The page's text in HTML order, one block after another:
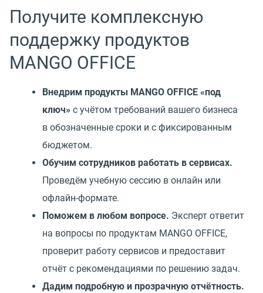
Получите комплексную
поддержку продуктов
MANGO OFFICE
Внедрим продукты MANGO OFFICE «под
ключ» с учётом требований вашего бизнеса
в обозначенные сроки и с фиксированным
бюджетом.
Обучим сотрудников работать в сервисах.
Проведём учебную сессию в онлайн или
офлайн-формате.
Поможем в любом вопросе. Эксперт ответит
на вопросы по продуктам MANGO OFFICE,
проверит работу сервисов и предоставит
отчёт с рекомендациями по решению задач.
Дадим подробную и прозрачную отчётность.